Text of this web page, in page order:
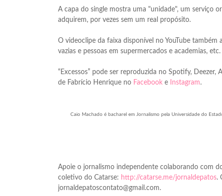
A capa do single mostra uma "unidade", um serviço
adquirem, por vezes sem um real propósito.
O videoclipe da faixa disponível no YouTube
vazias e pessoas em supermercados e academias, etc.
“Excessos” pode ser reproduzida no Spotify,
de Fabrício Henrique no Facebook e Instagram.
Caio Machado é bacharel em Jornalismo pela Universidade do
Apoie o jornalismo independente colaborando com
coletivo do Catarse: http://catarse.me/jornaldepatos.
jornaldepatoscontato@gmail.com.